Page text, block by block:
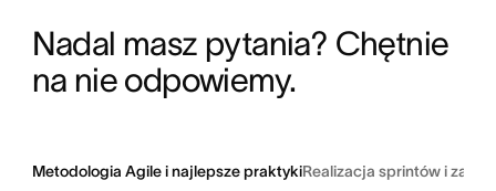
Nadal masz pytania? Chętnie
na nie odpowiemy.
Metodologia Agile i najlepsze praktykiRealizacja sprintów i